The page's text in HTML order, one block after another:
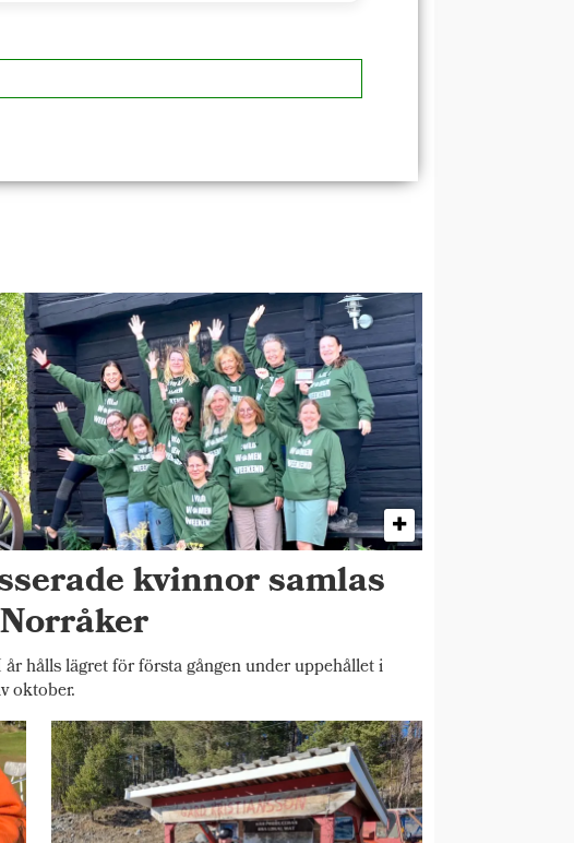
kvinnor samlas
hålls lägret för första gången under uppehållet i
oktober.